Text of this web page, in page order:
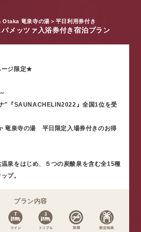
竜泉寺の湯＞平日利用券付き
パメッツァ入浴券付き宿泊プラン
ージ限定★
″『SAUNACHELIN2022』全国1位を受
竜泉寺の湯 平日限定入場券付きのお得
泉をはじめ、５つの炭酸泉を含む全15種
プ。
プラン内容